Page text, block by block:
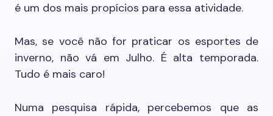
é um dos mais propícios para essa atividade.
Mas, se você não for praticar os esportes de
inverno, não vá em Julho. É alta temporada.
Tudo é mais caro!
Numa pesquisa rápida, percebemos que as